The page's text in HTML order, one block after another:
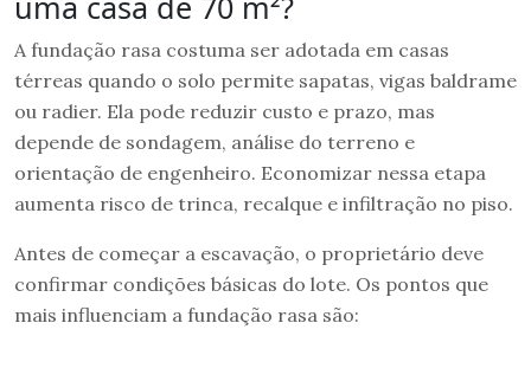
A fundação rasa costuma ser adotada em casas
térreas quando o solo permite sapatas, vigas baldrame
ou radier. Ela pode reduzir custo e prazo, mas
depende de sondagem, análise do terreno e
orientação de engenheiro. Economizar nessa etapa
aumenta risco de trinca, recalque e infiltração no piso.
Antes de começar a escavação, o proprietário deve
confirmar condições básicas do lote. Os pontos que
mais influenciam a fundação rasa são: